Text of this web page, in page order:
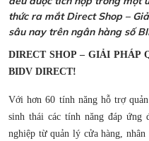
thức ra mắt Direct Shop –
sâu nay trên ngân hàng số
DIRECT SHOP – GIẢI PHÁP
BIDV DIRECT!
Với hơn 60 tính năng hỗ trợ
sinh thái các tính năng đáp ứng
nghiệp từ quản lý cửa hàng,